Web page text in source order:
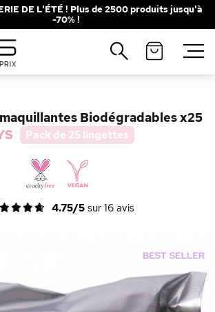
DE L'ÉTÉ ! Plus de 2500 produits jusqu'à
-70% !
Biodégradables x25
Pack de 25 lingettes
4.75/5sur 16avis
Fermer
Recherches populaires
Brumes